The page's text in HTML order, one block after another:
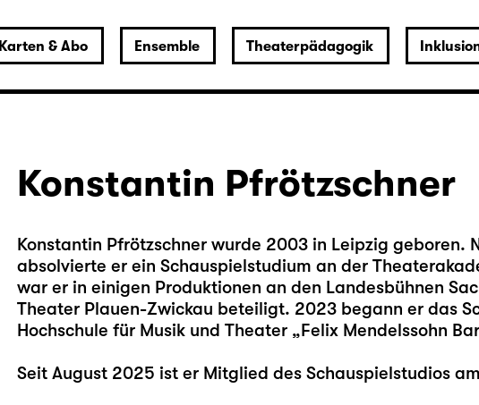
Karten & Abo Ensemble Theaterpädagogik
Konstantin Pfrötzschner
Konstantin Pfrötzschner wurde 2003 in Leipzig geboren.
absolvierte er ein Schauspielstudium an der
war er in einigen Produktionen an den Landesbühnen
Theater Plauen-Zwickau beteiligt. 2023 begann er das
Hochschule für Musik und Theater „Felix Mendelssohn
Seit August 2025 ist er Mitglied des Schauspielstudios